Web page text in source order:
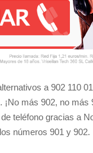
a 902 110
¡No más 902, no más
teléfono gracias a
números 901 y 902.